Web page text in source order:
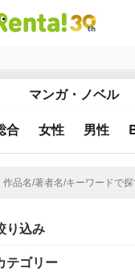
マンガ・ノベル
合 女性 男性
り込み
テゴリー